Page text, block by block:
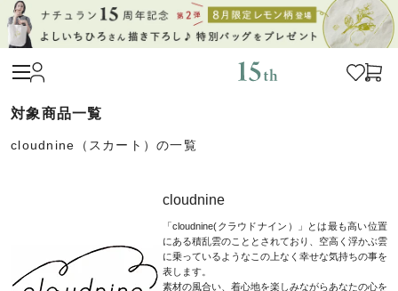
cloudnine（スカート）の一覧
cloudnine
「cloudnine(クラウドナイン）」とは最も高い位置
にある積乱雲のこととされており、空高く浮かぶ雲
に乗っているようなこの上なく幸せな気持ちの事を
表します。
素材の風合い、着心地を楽しみながらあなたの心を